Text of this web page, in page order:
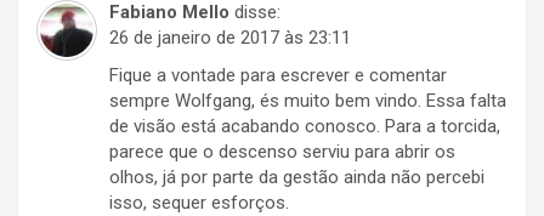
Fabiano Mello disse:
26 de janeiro de 2017 às 23:11
Fique a vontade para escrever e comentar
sempre Wolfgang, és muito bem vindo. Essa falta
de visão está acabando conosco. Para a torcida,
parece que o descenso serviu para abrir os
olhos, já por parte da gestão ainda não percebi
isso, sequer esforços.